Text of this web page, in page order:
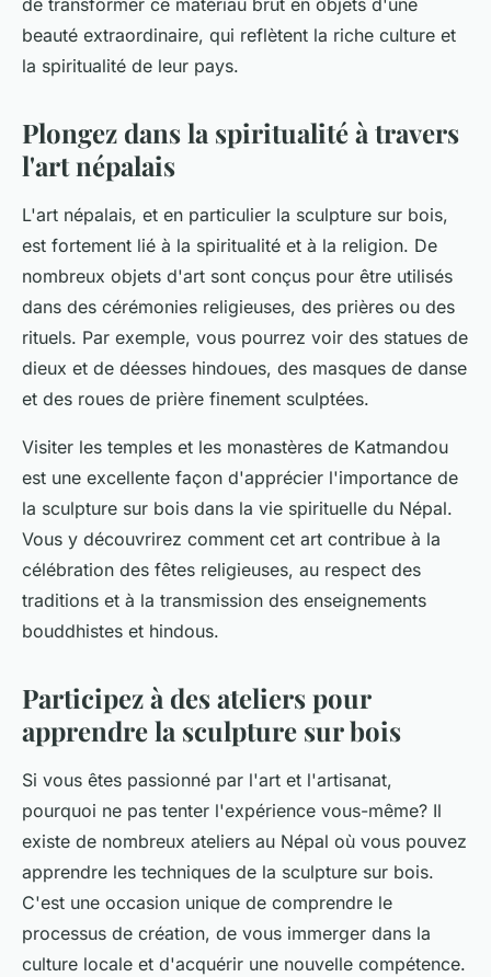
de transformer ce matériau brut en objets d'une
beauté extraordinaire, qui reflètent la riche culture et
la spiritualité de leur pays.
Plongez dans la spiritualité à travers
l'art népalais
L'art népalais, et en particulier la sculpture sur bois,
est fortement lié à la spiritualité et à la religion. De
nombreux objets d'art sont conçus pour être utilisés
dans des cérémonies religieuses, des prières ou des
rituels. Par exemple, vous pourrez voir des statues de
dieux et de déesses hindoues, des masques de danse
et des roues de prière finement sculptées.
Visiter les temples et les monastères de Katmandou
est une excellente façon d'apprécier l'importance de
la sculpture sur bois dans la vie spirituelle du Népal.
Vous y découvrirez comment cet art contribue à la
célébration des fêtes religieuses, au respect des
traditions et à la transmission des enseignements
bouddhistes et hindous.
Participez à des ateliers pour
apprendre la sculpture sur bois
Si vous êtes passionné par l'art et l'artisanat,
pourquoi ne pas tenter l'expérience vous-même? Il
existe de nombreux ateliers au Népal où vous pouvez
apprendre les techniques de la sculpture sur bois.
C'est une occasion unique de comprendre le
processus de création, de vous immerger dans la
culture locale et d'acquérir une nouvelle compétence.